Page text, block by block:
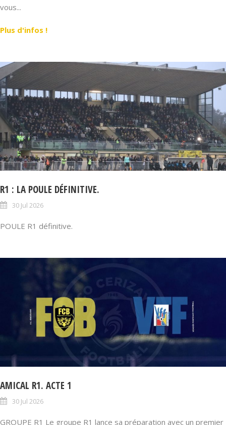
vous...
Plus d'infos !
R1 : LA POULE DÉFINITIVE.
30 Jul 2026
POULE R1 définitive.
AMICAL R1. ACTE 1
30 Jul 2026
GROUPE R1 Le groupe R1 lance sa préparation avec un premier